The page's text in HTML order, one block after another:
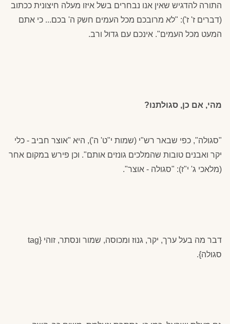
התורה להדגיש שאין אנו נבחרים בשל איזו מעלה חיצונית ככתוב
(דברים ז' ז'): "לא מרובכם מכל העמים חשק ה' בכם... כי אתם
המעט מכל העמים". אינכם עם גדול ורב.
מהי, אם כן, סגולתנו?
"סגולה", כפי שבאר רש"י (שמות י"ט' ה'), היא "אוצר חביב - כלי
יקר ואבנים טובות שהמלכים גונזים אותם". וכן פירש במקום אחר
(מלאכי ג' י"ז): "סגולה - אוצר".
דבר מה בעל ערך, יקר, גנוז ומכוסה, שמור ונסתר, זוהי {tag
סגולה}.